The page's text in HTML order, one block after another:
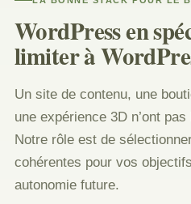
WordPress en
limiter à
Un site de contenu, une
une expérience 3D n’ont
Notre rôle est de
cohérentes pour vos
autonomie future.